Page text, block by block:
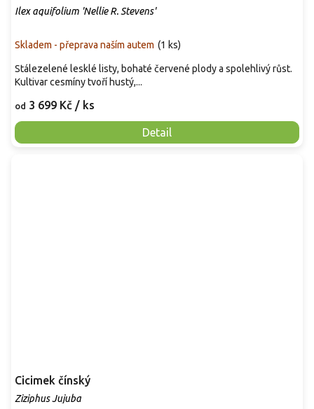
Ilex aquifolium 'Nellie R. Stevens'
Skladem - přeprava naším autem (1 ks)
od 3 699 Kč / ks
Detail
Stálezelené lesklé listy, bohaté červené plody a spolehlivý růst.
Kultivar cesmíny tvoří hustý,...
Cicimek čínský
Ziziphus Jujuba